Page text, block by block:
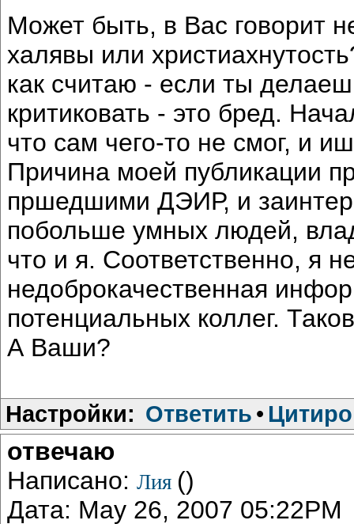
Может быть, в Вас говорит
халявы или
как считаю - если ты
критиковать - это бред.
что сам чего-то не смог, и
Причина моей публикации
пршедшими ДЭИР, и
побольше умных людей,
что и я. Соответственно, я
недоброкачественная
потенциальных коллег.
А Ваши?
Настройки: Ответить •
отвечаю
Написано: Лия ()
Дата: May 26, 2007 05:22PM